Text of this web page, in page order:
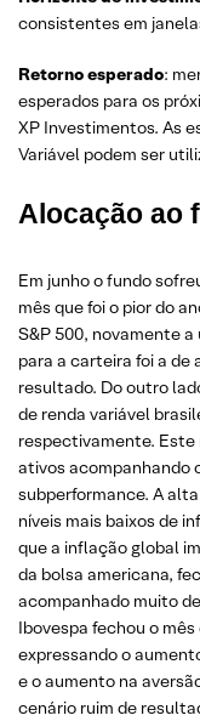
consistentes em
Retorno esperado:
esperados para os
XP Investimentos. As
Variável podem ser
Alocação ao
Em junho o fundo
mês que foi o pior do
S&P 500, novamente
para a carteira foi a de
resultado. Do outro
de renda variável
respectivamente. Este
ativos acompanhando
subperformance. A
níveis mais baixos de
que a inflação global
da bolsa americana,
acompanhado muito
Ibovespa fechou o mês
expressando o
e o aumento na
cenário ruim de